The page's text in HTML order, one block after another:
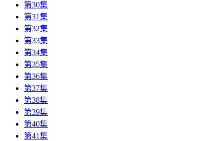
第30集
第31集
第32集
第33集
第34集
第35集
第36集
第37集
第38集
第39集
第40集
第41集